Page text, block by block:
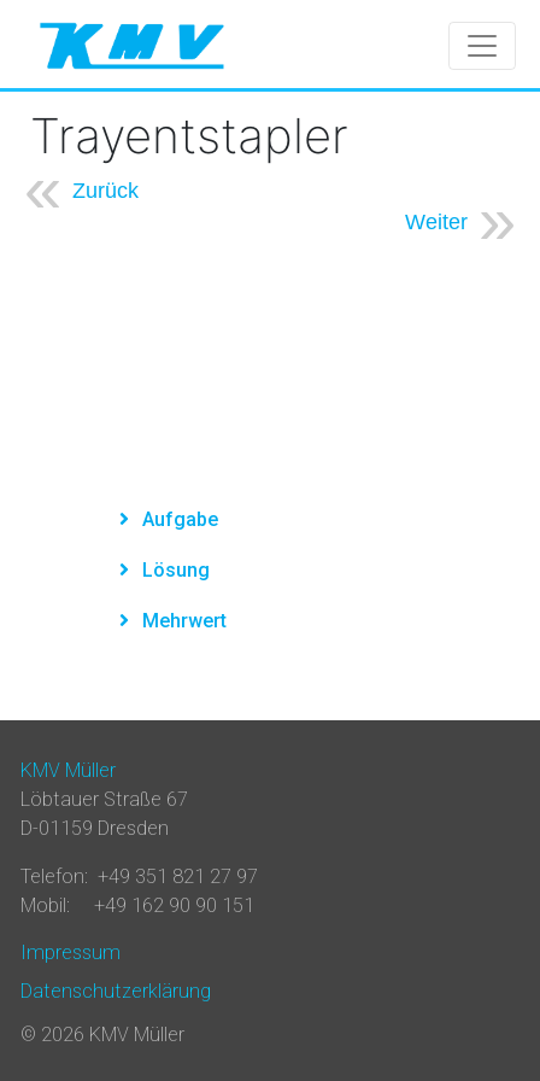
Trayentstapler
Zurück
Weiter
Aufgabe
Lösung
Mehrwert
KMV Müller
Löbtauer Straße 67
D-01159 Dresden
Telefon: +49 351 821 27 97
Mobil: +49 162 90 90 151
Impressum
Datenschutzerklärung
© 2026 KMV Müller